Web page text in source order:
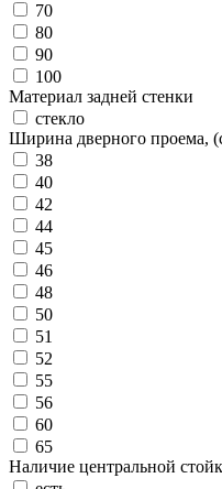
70
80
90
100
Материал задней стенки
стекло
Ширина дверного проема,
38
40
42
44
45
46
48
50
51
52
55
56
60
65
Наличие центральной